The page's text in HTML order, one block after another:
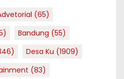
(65)
Bandung (55)
Desa Ku (1909)
(83)